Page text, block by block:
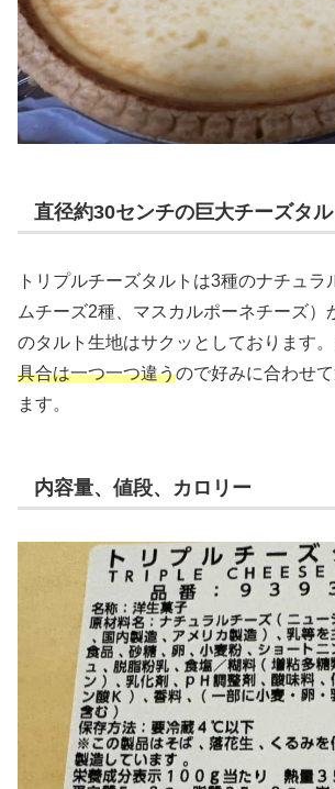
直径約30センチの巨大チーズタル
トリプルチーズタルトは3種のナチュラ
ムチーズ2種、マスカルポーネチーズ）
のタルト生地はサクッとしております
具合は一つ一つ違うので好みに合わせ
ます。
内容量、値段、カロリー